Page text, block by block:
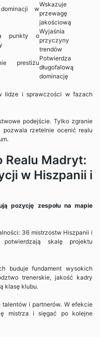
w
Wskazuje
przewagę
jakościową
punkty o
Wyjaśnia
przyczyny
trendów
prestiżu
Potwierdza
długofalową
dominację
lidze i sprawczości w fazach
podejście. Tylko zgranie
rzetelnie ocenić realu
Realu Madryt:
w Hiszpanii i
pozycję zespołu na mapie
36 mistrzostw Hiszpanii i
skalę projektu
buduje fundament wysokich
trenerskie, jakość kadry
klasę klubu.
talentów i partnerów. W efekcie
mistrza i sięgać po kolejne